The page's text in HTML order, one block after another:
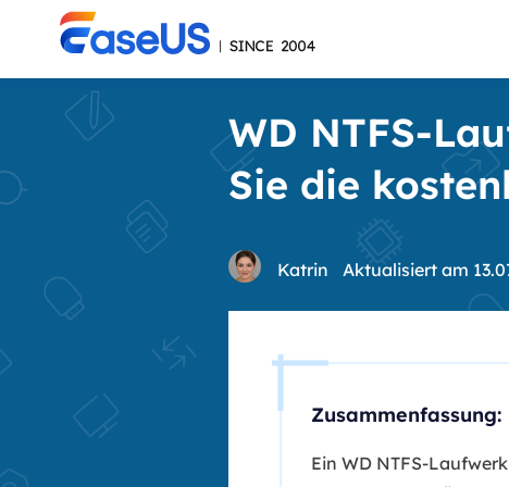
WD NTFS-
Sie die
Katrin Aktualisiert am
Zusammenfassung:
Ein WD NTFS-